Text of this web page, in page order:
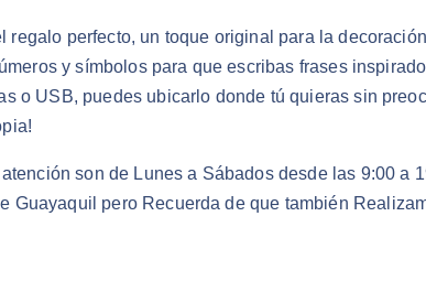
perfecto, un toque original para la
y símbolos para que escribas frases
USB, puedes ubicarlo donde tú quieras sin
son de Lunes a Sábados desde las 9:00 a
pero Recuerda de que también